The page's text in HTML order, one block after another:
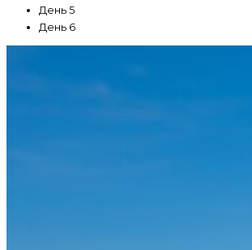
День 5
День 6